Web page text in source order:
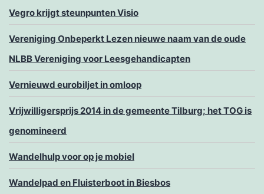
Vegro krijgt steunpunten Visio
Vereniging Onbeperkt Lezen nieuwe naam van de oude
NLBB Vereniging voor Leesgehandicapten
Vernieuwd eurobiljet in omloop
Vrijwilligersprijs 2014 in de gemeente Tilburg; het TOG is
genomineerd
Wandelhulp voor op je mobiel
Wandelpad en Fluisterboot in Biesbos